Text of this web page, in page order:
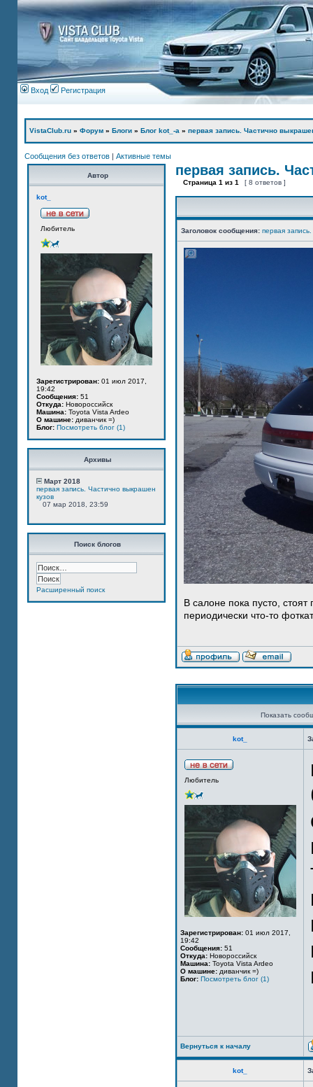
Вход Регистрация
VistaClub.ru » Форум » Блоги » Блог kot_-а » первая запись. Частично
Сообщения без ответов | Активные темы
Автор
kot_
Любитель
Зарегистрирован: 01 июл 2017,
19:42
Сообщения: 51
Откуда: Новороссийск
Машина: Toyota Vista Ardeo
О машине: диванчик =)
Блог: Посмотреть блог (1)
Архивы
Март 2018
первая запись. Частично выкрашен
кузов
07 мар 2018, 23:59
Поиск блогов
Расширенный поиск
первая запись.
Страница 1 из 1 [ 8 ответов ]
Заголовок сообщения: первая
В салоне пока пусто,
периодически что-то
Показать
kot_
Любитель
Зарегистрирован: 01 июл 2017,
19:42
Сообщения: 51
Откуда: Новороссийск
Машина: Toyota Vista Ardeo
О машине: диванчик =)
Блог: Посмотреть блог (1)
Вернуться к началу
kot_